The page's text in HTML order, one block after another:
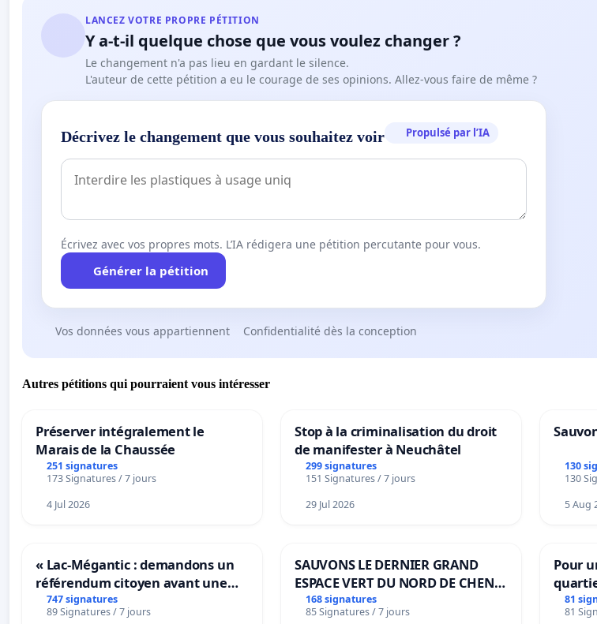
LANCEZ VOTRE PROPRE PÉTITION
Y a-t-il quelque chose que vous voulez changer ?
Le changement n'a pas lieu en gardant le silence.
L'auteur de cette pétition a eu le courage de ses opinions. Allez-vous faire de même ?
Décrivez le changement que vous souhaitez voir Propulsé par l’IA
Écrivez avec vos propres mots. L’IA rédigera une pétition percutante pour vous.
Générer la pétition
Vos données vous appartiennent Confidentialité dès la conception
Autres pétitions qui pourraient vous intéresser
Préserver intégralement le
Marais de la Chaussée
251 signatures
173 Signatures / 7 jours
4 Jul 2026
Stop à la criminalisation du droit
de manifester à Neuchâtel
299 signatures
151 Signatures / 7 jours
29 Jul 2026
130
130
5 Aug
« Lac-Mégantic : demandons un
référendum citoyen avant une
transformation irréversible de
notre territoire »
747 signatures
89 Signatures / 7 jours
SAUVONS LE DERNIER GRAND
ESPACE VERT DU NORD DE CHENE-
BOUGERIES
168 signatures
85 Signatures / 7 jours
Pour
81
81